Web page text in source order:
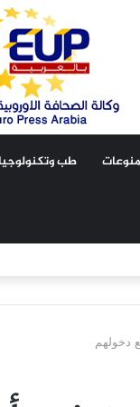
منوعات طب وتكنولوجيا
دخولهم